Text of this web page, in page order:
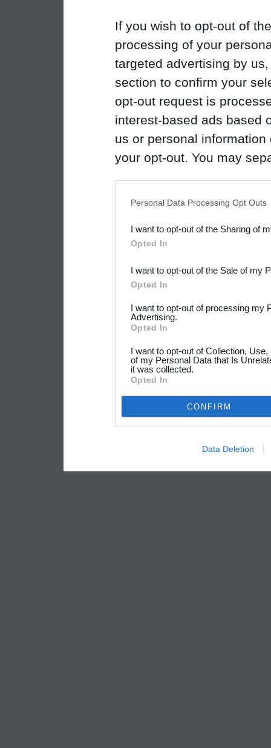
If you wish to opt-out of
processing of your
targeted advertising by
section to confirm your
opt-out request is
interest-based ads based
us or personal
your opt-out. You may
Downstream Participants
third parties.
Personal Data Processing Opt Outs
I want to opt-out of the Sharing of
Opted In
I want to opt-out of the Sale of my
Opted In
I want to opt-out of processing my
Advertising.
Opted In
I want to opt-out of Collection,
of my Personal Data that Is
it was collected.
Opted In
CONFIRM
Data Deletion